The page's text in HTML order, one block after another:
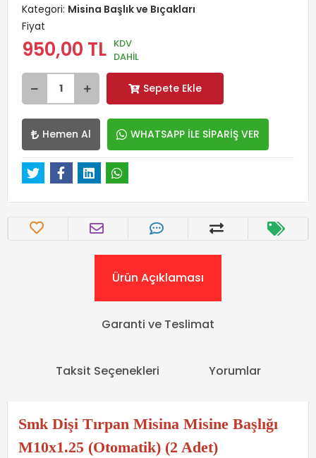
Kategori: Misina Başlık ve Bıçakları
Fiyat
950,00 TL KDV
DAHİL
Sepete Ekle
Hemen Al WHATSAPP İLE SİPARİŞ VER
Ürün Açıklaması
Garanti ve Teslimat
Taksit Seçenekleri Yorumlar
Smk Dişi Tırpan Misina Misine Başlığı
M10x1.25 (Otomatik) (2 Adet)